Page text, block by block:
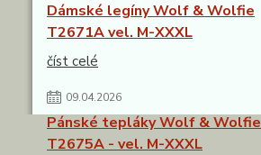
Dámské legíny Wolf & Wolfie
T2671A vel. M-XXXL
číst celé
09.04.2026
Pánské tepláky Wolf & Wolfie
T2675A - vel. M-XXXL